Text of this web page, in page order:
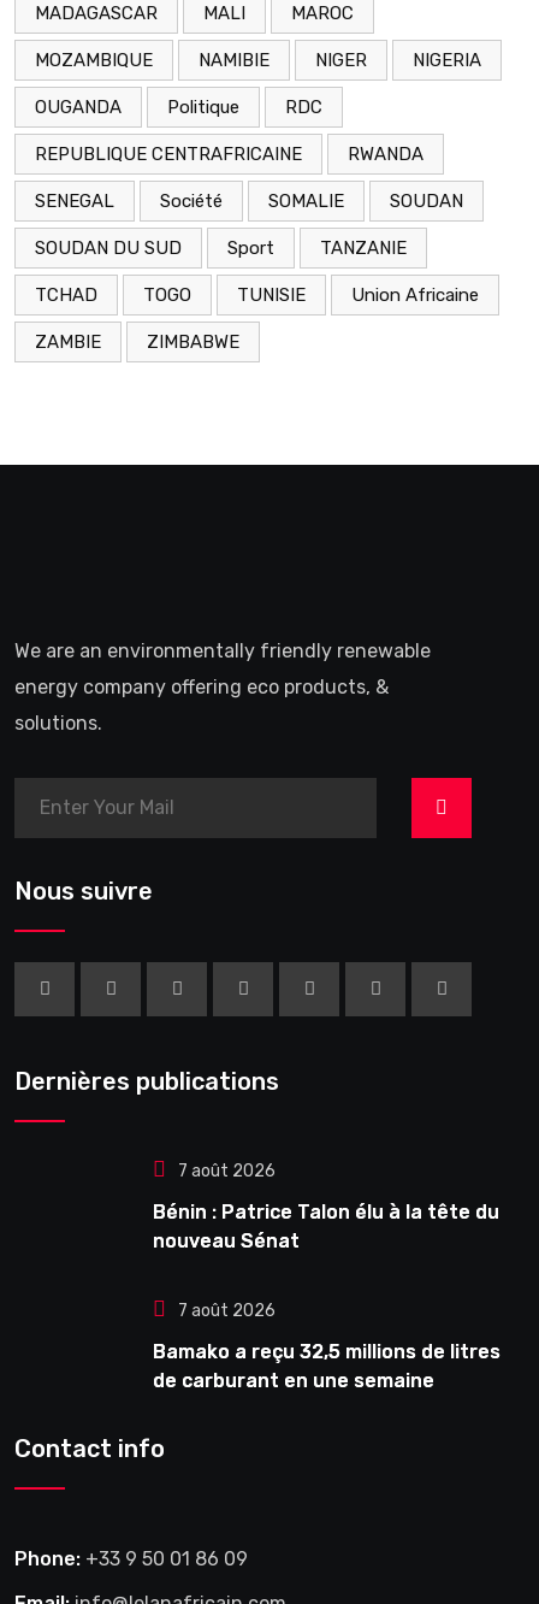
MADAGASCAR MALI MAROC
MOZAMBIQUE NAMIBIE NIGER NIGERIA
OUGANDA Politique RDC
REPUBLIQUE CENTRAFRICAINE RWANDA
SENEGAL Société SOMALIE SOUDAN
SOUDAN DU SUD Sport TANZANIE
TCHAD TOGO TUNISIE Union Africaine
ZAMBIE ZIMBABWE
We are an environmentally friendly renewable
energy company offering eco products, &
solutions.
>
Nous suivre
Dernières publications
7 août 2026
Bénin : Patrice Talon élu à la tête du
nouveau Sénat
7 août 2026
Bamako a reçu 32,5 millions de litres
de carburant en une semaine
Contact info
Phone: +33 9 50 01 86 09